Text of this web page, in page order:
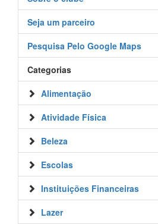
Seja um parceiro
Pesquisa Pelo Google Maps
Categorias
Alimentação
Atividade Física
Beleza
Escolas
Instituições Financeiras
Lazer